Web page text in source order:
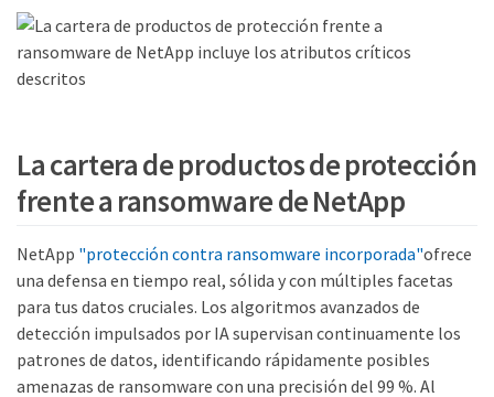
La cartera de productos de protección
frente a ransomware de NetApp
NetApp "protección contra ransomware incorporada"ofrece
una defensa en tiempo real, sólida y con múltiples facetas
para tus datos cruciales. Los algoritmos avanzados de
detección impulsados por IA supervisan continuamente los
patrones de datos, identificando rápidamente posibles
amenazas de ransomware con una precisión del 99 %. Al